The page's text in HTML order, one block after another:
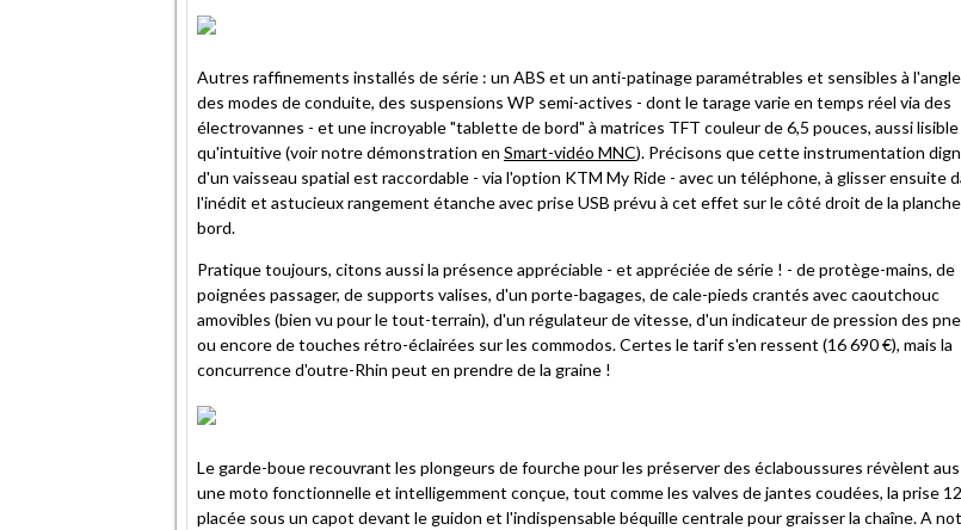
Autres raffinements installés de série : un ABS et un anti-patinage paramétrables et sensibles à
des modes de conduite, des suspensions WP semi-actives - dont le tarage varie en temps réel via des
électrovannes - et une incroyable "tablette de bord" à matrices TFT couleur de 6,5 pouces, aussi lisible
qu'intuitive (voir notre démonstration en Smart-vidéo MNC). Précisons que cette instrumentation
d'un vaisseau spatial est raccordable - via l'option KTM My Ride - avec un téléphone, à glisser ensuite
l'inédit et astucieux rangement étanche avec prise USB prévu à cet effet sur le côté droit de la
bord.
Pratique toujours, citons aussi la présence appréciable - et appréciée de série ! - de protège-mains, de
poignées passager, de supports valises, d'un porte-bagages, de cale-pieds crantés avec caoutchouc
amovibles (bien vu pour le tout-terrain), d'un régulateur de vitesse, d'un indicateur de pression des
ou encore de touches rétro-éclairées sur les commodos. Certes le tarif s'en ressent (16 690 €), mais la
concurrence d'outre-Rhin peut en prendre de la graine !
Le garde-boue recouvrant les plongeurs de fourche pour les préserver des éclaboussures révèlent
une moto fonctionnelle et intelligemment conçue, tout comme les valves de jantes coudées, la prise
placée sous un capot devant le guidon et l'indispensable béquille centrale pour graisser la chaîne. A